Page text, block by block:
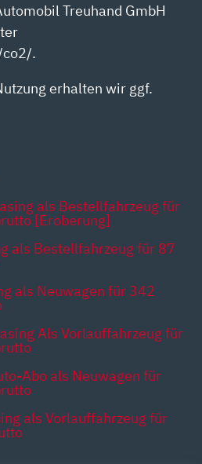
Treuhand GmbH
.
erhalten wir ggf.
als Bestellfahrzeug für
[Eroberung]
als Bestellfahrzeug für 87
als Neuwagen für 342
Als Vorlauffahrzeug für
Abo als Neuwagen für
als Vorlauffahrzeug für